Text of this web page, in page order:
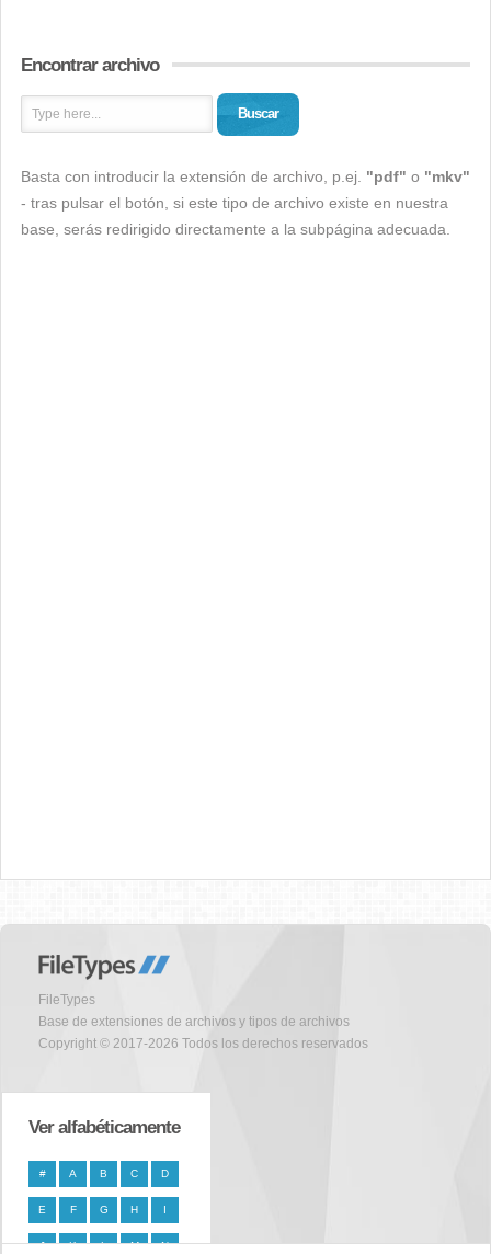
Encontrar archivo
Buscar
Basta con introducir la extensión de archivo, p.ej. "pdf" o "mkv"
- tras pulsar el botón, si este tipo de archivo existe en nuestra
base, serás redirigido directamente a la subpágina adecuada.
FileTypes
Base de extensiones de archivos y tipos de archivos
Copyright © 2017-2026 Todos los derechos reservados
Ver alfabéticamente
# A B C D
E F G H I
J K L M N